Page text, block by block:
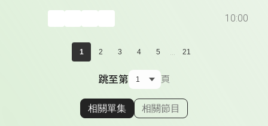
10:00
1 2 3 4 5 ... 21
跳至第 頁
顯示相關單集
相關單集 相關節目